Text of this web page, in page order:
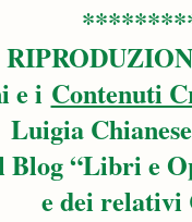
e i Contenuti
Luigia
Blog “Libri e
e dei relativi